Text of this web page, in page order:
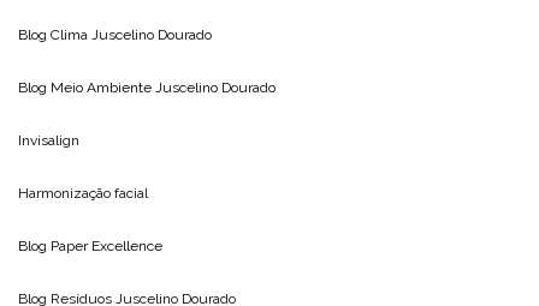
Blog Clima Juscelino Dourado
Blog Meio Ambiente Juscelino Dourado
Invisalign
Harmonização facial
Blog Paper Excellence
Blog Resíduos Juscelino Dourado